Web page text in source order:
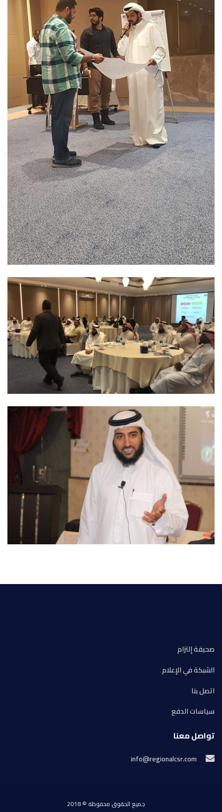
صحيفة إلتزام
الشبكة في الإعلام
اتصل بنا
سياسات الدفع
تواصل معنا
info@regionalcsr.com
جميع الحقوق محفوظة © 2018